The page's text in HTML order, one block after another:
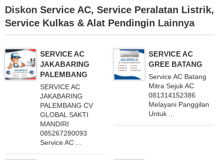
Diskon Service AC, Service Peralatan Listrik,
Service Kulkas & Alat Pendingin Lainnya
SERVICE AC
JAKABARING
PALEMBANG
SERVICE AC
JAKABARING
PALEMBANG CV
GLOBAL SAKTI
MANDIRI
085267280093
Service AC ...
SERVICE AC
GREE BATANG
Service AC Batang
Mitra Sejuk AC
081314152386
Melayani Panggilan
Untuk ...